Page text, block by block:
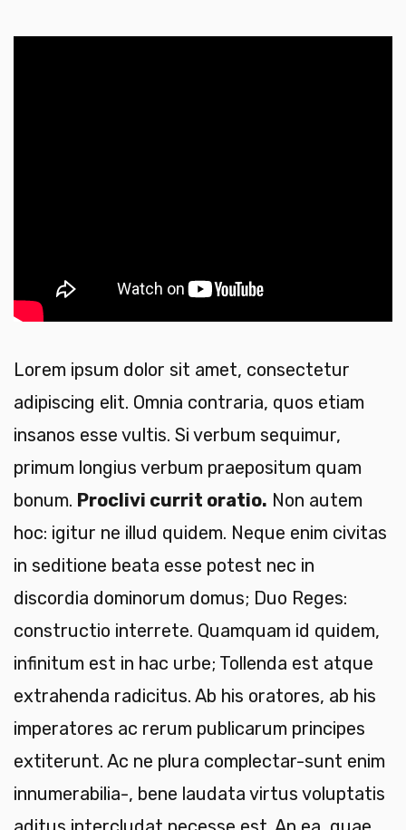
Lorem ipsum dolor sit amet, consectetur
adipiscing elit. Omnia contraria, quos etiam
insanos esse vultis. Si verbum sequimur,
primum longius verbum praepositum quam
bonum. Proclivi currit oratio. Non autem
hoc: igitur ne illud quidem. Neque enim civitas
in seditione beata esse potest nec in
discordia dominorum domus; Duo Reges:
constructio interrete. Quamquam id quidem,
infinitum est in hac urbe; Tollenda est atque
extrahenda radicitus. Ab his oratores, ab his
imperatores ac rerum publicarum principes
extiterunt. Ac ne plura complectar-sunt enim
innumerabilia-, bene laudata virtus voluptatis